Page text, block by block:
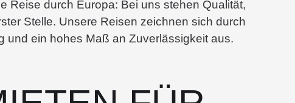
Reise durch Europa: Bei uns stehen Qualität,
Stelle. Unsere Reisen zeichnen sich durch
und ein hohes Maß an Zuverlässigkeit aus.